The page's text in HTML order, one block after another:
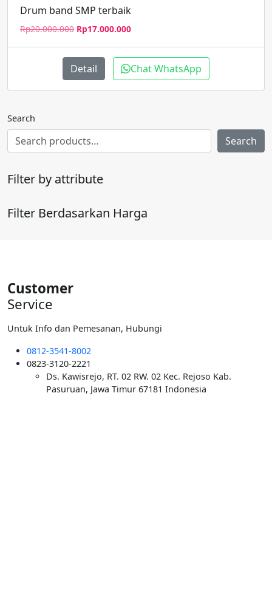
Drum band SMP terbaik
Rp20.000.000 Harga
Rp20.000.000.
Rp17.000.000Harga
adalah:
Detail Chat WhatsApp
Search
Search
Filter by attribute
Filter Berdasarkan Harga
Customer
Service
Untuk Info dan Pemesanan, Hubungi
0812-3541-8002
0823-3120-2221
Ds. Kawisrejo, RT. 02 RW. 02 Kec. Rejoso Kab.
Pasuruan, Jawa Timur 67181 Indonesia